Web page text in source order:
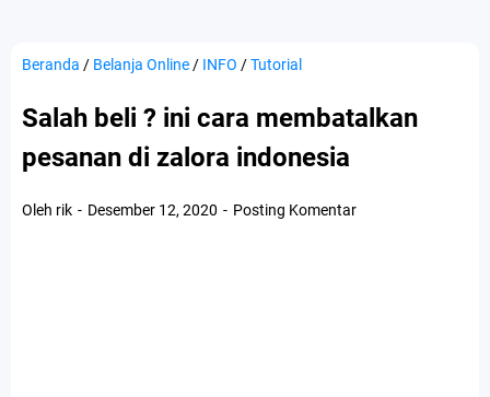
Beranda / Belanja Online / INFO /Tutorial
Salah beli ? ini cara membatalkan
pesanan di zalora indonesia
Oleh rik Desember 12, 2020 Posting Komentar